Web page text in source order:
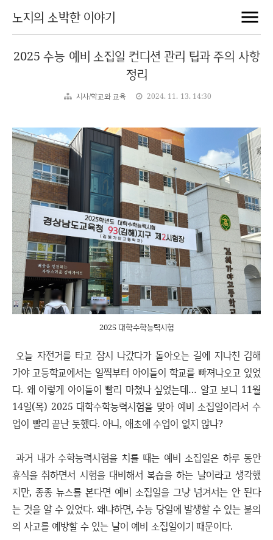
노지의 소박한 이야기
2025 수능 예비 소집일 컨디션 관리 팁과 주의 사항
정리
시사/학교와 교육 2024. 11. 13. 14:30
2025 대학수학능력시험
오늘 자전거를 타고 잠시 나갔다가 돌아오는 길에 지나친 김해
가야 고등학교에서는 일찍부터 아이들이 학교를 빠져나오고 있었
다. 왜 이렇게 아이들이 빨리 마쳤나 싶었는데… 알고 보니 11월
14일(목) 2025 대학수학능력시험을 맞아 예비 소집일이라서 수
업이 빨리 끝난 듯했다. 아니, 애초에 수업이 없지 않나?
과거 내가 수학능력시험을 치를 때는 예비 소집일은 하루 동안
휴식을 취하면서 시험을 대비해서 복습을 하는 날이라고 생각했
지만, 종종 뉴스를 본다면 예비 소집일을 그냥 넘겨서는 안 된다
는 것을 알 수 있었다. 왜냐하면, 수능 당일에 발생할 수 있는 불의
의 사고를 예방할 수 있는 날이 예비 소집일이기 때문이다.